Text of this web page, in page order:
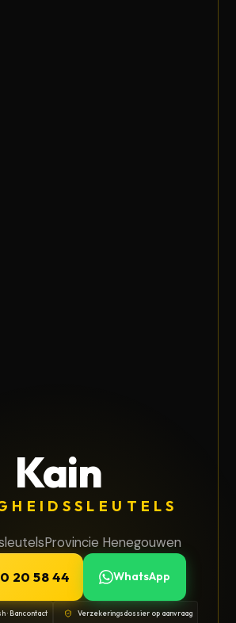
Kain
Provincie Henegouwen
20 58 44 WhatsApp
· Bancontact Verzekeringsdossier op aanvraag